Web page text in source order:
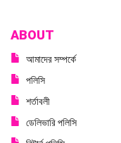
ABOUT
আমাদের সম্পর্কে
পলিসি
শর্তাবলী
ডেলিভারি পলিসি